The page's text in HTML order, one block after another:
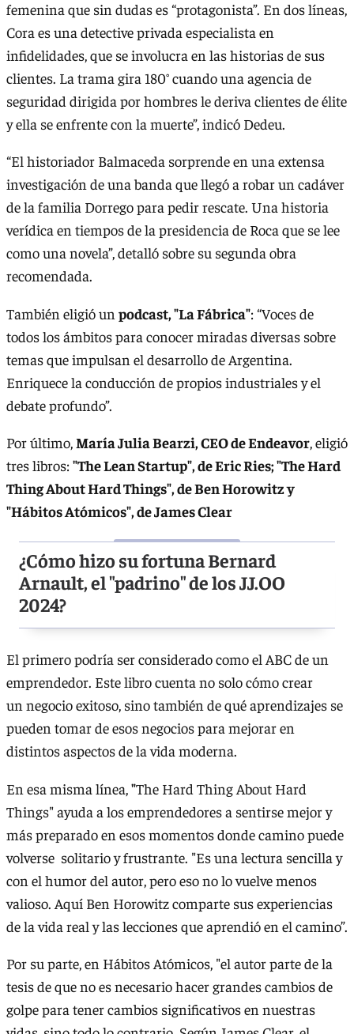
femenina que sin dudas es “protagonista”. En dos líneas,
Cora es una detective privada especialista en
infidelidades, que se involucra en las historias de sus
clientes. La trama gira 180° cuando una agencia de
seguridad dirigida por hombres le deriva clientes de élite
y ella se enfrente con la muerte”, indicó Dedeu.
“El historiador Balmaceda sorprende en una extensa
investigación de una banda que llegó a robar un cadáver
de la familia Dorrego para pedir rescate. Una historia
verídica en tiempos de la presidencia de Roca que se lee
como una novela”, detalló sobre su segunda obra
recomendada.
También eligió un podcast, "La Fábrica": “Voces de
todos los ámbitos para conocer miradas diversas sobre
temas que impulsan el desarrollo de Argentina.
Enriquece la conducción de propios industriales y el
debate profundo”.
Por último,María Julia Bearzi, CEO de Endeavor, eligió
tres libros:"The Lean Startup", de Eric Ries; "The Hard
Thing About Hard Things", de Ben Horowitz y
"Hábitos Atómicos", de James Clear
¿Cómo hizo su fortuna Bernard
Arnault, el "padrino" de los JJ.OO
2024?
El primero podría ser considerado como el ABC de un
emprendedor. Este libro cuenta no solo cómo crear
un negocio exitoso, sino también de qué aprendizajes se
pueden tomar de esos negocios para mejorar en
distintos aspectos de la vida moderna.
En esa misma línea,"The Hard Thing About Hard
Things" ayuda a los emprendedores a sentirse mejor y
más preparado en esos momentos donde camino puede
volverse solitario y frustrante. "Es una lectura sencilla y
con el humor del autor, pero eso no lo vuelve menos
valioso. Aquí Ben Horowitz comparte sus experiencias
de la vida real y las lecciones que aprendió en el camino”.
Por su parte, en Hábitos Atómicos, "el autor parte de la
tesis de que no es necesario hacer grandes cambios de
golpe para tener cambios significativos en nuestras